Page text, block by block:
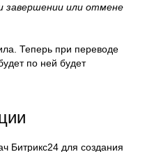
завершении или отмене
Теперь при переводе
по ней будет
Битрикс24 для создания